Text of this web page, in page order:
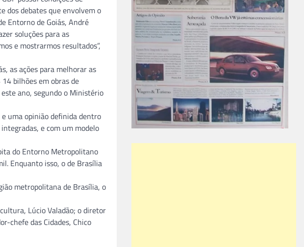
dos debates que envolvem o
Entorno de Goiás, André
soluções para as
e mostrarmos resultados”,
as ações para melhorar as
bilhões em obras de
ano, segundo o Ministério
e uma opinião definida dentro
e com um modelo
do Entorno Metropolitano
Enquanto isso, o de Brasília
metropolitana de Brasília, o
Lúcio Valadão; o diretor
chefe das Cidades, Chico